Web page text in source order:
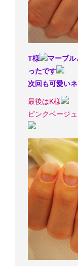
T様
マーブ
ったです
次回も可愛い
最後はK様
ピンクベージ